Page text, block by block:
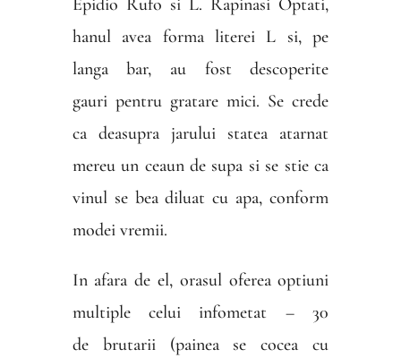
hanul avea forma literei L si, pe
langa bar, au fost descoperite
gauri pentru gratare mici. Se crede
ca deasupra jarului statea atarnat
mereu un ceaun de supa si se stie ca
vinul se bea diluat cu apa, conform
modei vremii.
In afara de el, orasul oferea optiuni
multiple celui infometat – 30
de brutarii (painea se cocea cu